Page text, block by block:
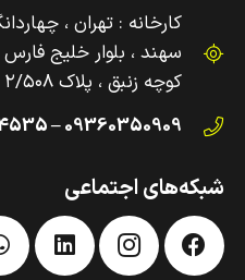
کارخانه : تهران ،
سهند ، بلوار خلیج
کوچه زنبق ، پلاک ۲/۵۰۸
09360350909 – 02166344535
شبکه‌های اجتماعی